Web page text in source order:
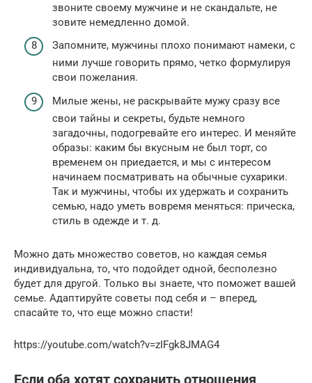
звоните своему мужчине и не скандальте, не
зовите немедленно домой.
Запомните, мужчины плохо понимают намеки, с
ними лучше говорить прямо, четко формулируя
свои пожелания.
Милые жены, не раскрывайте мужу сразу все
свои тайны и секреты, будьте немного
загадочны, подогревайте его интерес. И меняйте
образы: каким бы вкусным не был торт, со
временем он приедается, и мы с интересом
начинаем посматривать на обычные сухарики.
Так и мужчины, чтобы их удержать и сохранить
семью, надо уметь вовремя меняться: прическа,
стиль в одежде и т. д.
Можно дать множество советов, но каждая семья
индивидуальна, то, что подойдет одной, бесполезно
будет для другой. Только вы знаете, что поможет вашей
семье. Адаптируйте советы под себя и – вперед,
спасайте то, что еще можно спасти!
https://youtube.com/watch?v=zIFgk8JMAG4